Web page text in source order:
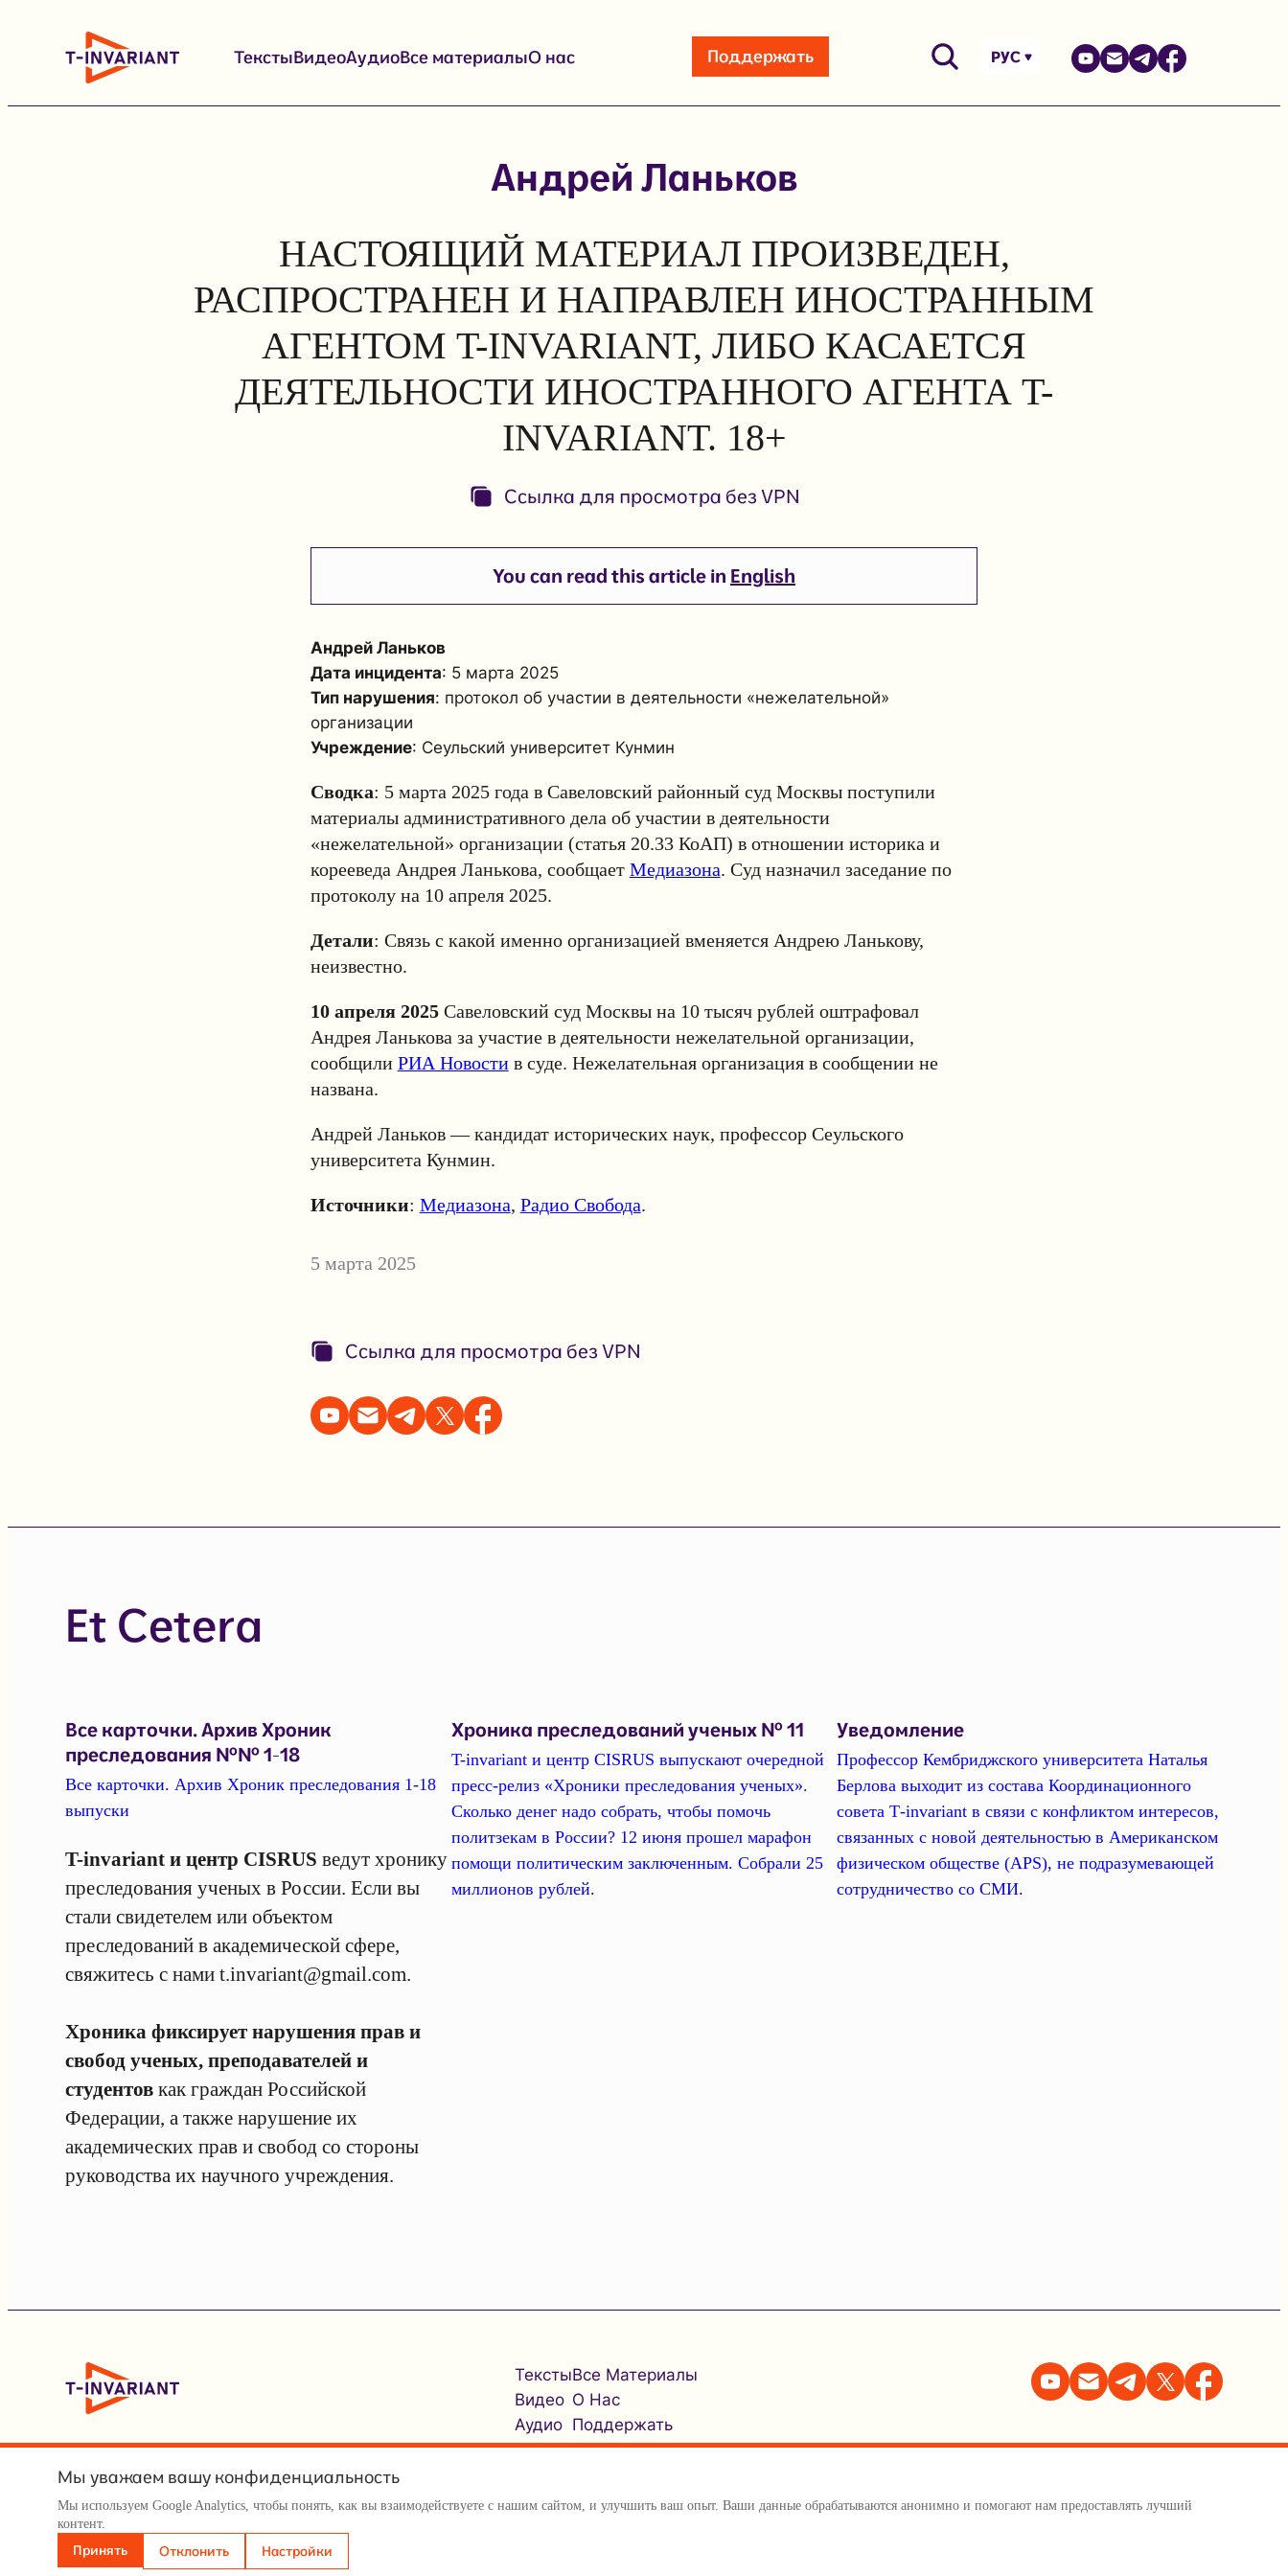
содержимому
ТекстыВидеоАудиоВсе материалыО нас Поддержать РУС
Андрей Ланьков
НАСТОЯЩИЙ МАТЕРИАЛ ПРОИЗВЕДЕН,
РАСПРОСТРАНЕН И НАПРАВЛЕН ИНОСТРАННЫМ
АГЕНТОМ T-INVARIANT, ЛИБО КАСАЕТСЯ
ДЕЯТЕЛЬНОСТИ ИНОСТРАННОГО АГЕНТА T-
INVARIANT. 18+
Ссылка для просмотра без VPN
You can read this article in English
Андрей Ланьков
Дата инцидента: 5 марта 2025
Тип нарушения: протокол об участии в деятельности «нежелательной»
организации
Учреждение: Сеульский университет Кунмин
Сводка: 5 марта 2025 года в Савеловский районный суд Москвы поступили
материалы административного дела об участии в деятельности
«нежелательной» организации (статья 20.33 КоАП) в отношении историка и
корееведа Андрея Ланькова, сообщает Медиазона. Суд назначил заседание по
протоколу на 10 апреля 2025.
Детали: Связь с какой именно организацией вменяется Андрею Ланькову,
неизвестно.
10 апреля 2025Савеловский суд Москвы на 10 тысяч рублей оштрафовал
Андрея Ланькова за участие в деятельности нежелательной организации,
сообщили РИА Новостив суде. Нежелательная организация в сообщении не
названа.
Андрей Ланьков — кандидат исторических наук, профессор Сеульского
университета Кунмин.
Источники: Медиазона, Радио Свобода.
5 марта 2025
Ссылка для просмотра без VPN
Et Cetera
Все карточки. Архив Хроник
преследования №№ 1-18
Все карточки. Архив Хроник преследования 1-18
выпуски
T-invariant и центр CISRUS ведут хронику
преследования ученых в России. Если вы
стали свидетелем или объектом
преследований в академической сфере,
свяжитесь с намиt.invariant@gmail.com.
Хроника фиксирует нарушения прав и
свобод ученых, преподавателей и
студентов как граждан Российской
Федерации, а также нарушение их
академических прав и свобод со стороны
руководства их научного учреждения.
Хроника преследований ученых № 11
T-invariant и центр CISRUS выпускают очередной
пресс-релиз «Хроники преследования ученых».
Сколько денег надо собрать, чтобы помочь
политзекам в России? 12 июня прошел марафон
помощи политическим заключенным. Собрали 25
миллионов рублей.
Уведомление
Профессор Кембриджского университета Наталья
Берлова выходит из состава Координационного
совета Т-invariant в связи с конфликтом интересов,
связанных с новой деятельностью в Американском
физическом обществе (APS), не подразумевающей
сотрудничество со СМИ.
Тексты
Видео
Аудио
Все Материалы
О Нас
Поддержать
© Т-инвариант / T-invariant, 2026
Мы уважаем вашу конфиденциальность
Мы используем Google Analytics, чтобы понять, как вы взаимодействуете с нашим сайтом, и улучшить ваш опыт. Ваши данные обрабатываются анонимно и помогают нам предоставлять лучший
контент.
Принять Отклонить Настройки